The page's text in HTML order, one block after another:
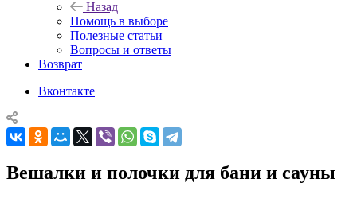
Назад
Помощь в выборе
Полезные статьи
Вопросы и ответы
Возврат
Вконтакте
Вешалки и полочки для бани и сауны